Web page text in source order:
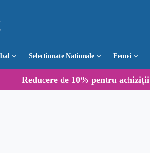
Selectionate Nationale Femei
Reducere de 10% pentru achiziții